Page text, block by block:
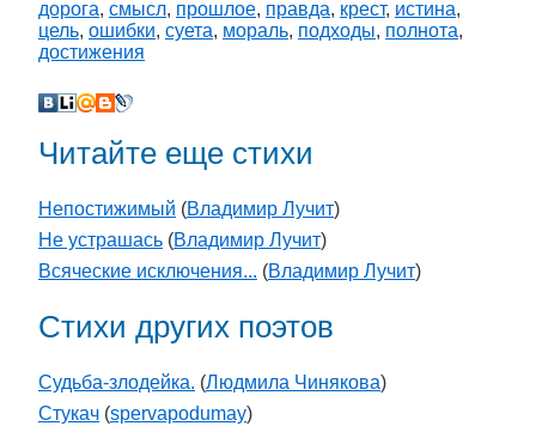
дорога, смысл, прошлое, правда, крест, истина,
цель, ошибки, суета, мораль, подходы, полнота,
достижения
Читайте еще стихи
Непостижимый (Владимир Лучит)
Не устрашась (Владимир Лучит)
Всяческие исключения... (Владимир Лучит)
Стихи других поэтов
Судьба-злодейка. (Людмила Чинякова)
Стукач (spervapodumay)